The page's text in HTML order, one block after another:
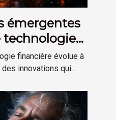
émergentes
technologie
financière évolue à
innovations qui...